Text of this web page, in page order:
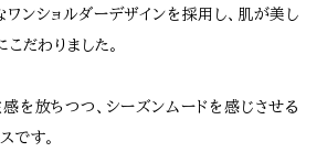
ンショルダーデザインを採用し、肌が美し
だわりました。
を放ちつつ、シーズンムードを感じさせる
です。